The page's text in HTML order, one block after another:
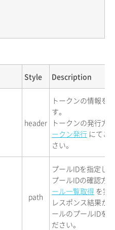
Style Description
header
トークンの情報を
す。
トークンの発行方
ークン発行 にてご
さい。
path
プールIDを指定し
プールIDの確認方
ール一覧取得 を実
レスポンス結果か
ールのプールIDを
ださい。